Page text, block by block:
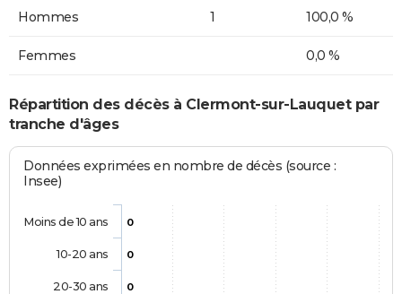
Hommes 1 100,0 %
Femmes 0,0 %
Répartition des décès à Clermont-sur-Lauquet par
tranche d'âges
Données exprimées en nombre de décès (source :
Insee)
0
0
0
Moins de 10 ans
10-20 ans
20-30 ans